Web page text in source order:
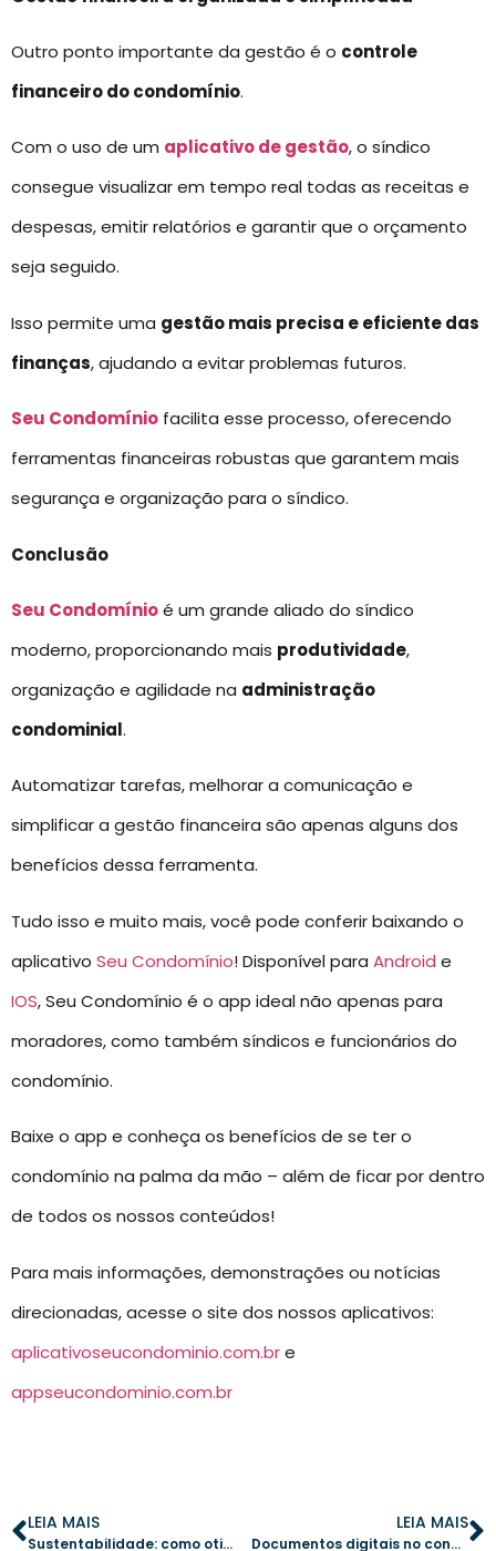
Outro ponto importante da gestão é o controle
financeiro do condomínio.
Com o uso de um aplicativo de gestão, o síndico
consegue visualizar em tempo real todas as receitas e
despesas, emitir relatórios e garantir que o orçamento
seja seguido.
Isso permite uma gestão mais precisa e eficiente das
finanças, ajudando a evitar problemas futuros.
Seu Condomínio facilita esse processo, oferecendo
ferramentas financeiras robustas que garantem mais
segurança e organização para o síndico.
Conclusão
Seu Condomínioé um grande aliado do síndico
moderno, proporcionando mais produtividade,
organização e agilidade na administração
condominial.
Automatizar tarefas, melhorar a comunicação e
simplificar a gestão financeira são apenas alguns dos
benefícios dessa ferramenta.
Tudo isso e muito mais, você pode conferir baixando o
aplicativo Seu Condomínio! Disponível para Android e
IOS, Seu Condomínio é o app ideal não apenas para
moradores, como também síndicos e funcionários do
condomínio.
Baixe o app e conheça os benefícios de se ter o
condomínio na palma da mão – além de ficar por dentro
de todos os nossos conteúdos!
Para mais informações, demonstrações ou notícias
direcionadas, acesse o site dos nossos aplicativos:
aplicativoseucondominio.com.bre
appseucondominio.com.br
LEIA MAIS
Sustentabilidade: como otimizar a gestão de condomínios e reduzir custos
LEIA MAIS
Documentos digitais no condomínio: como garantir a eficiência na gestão